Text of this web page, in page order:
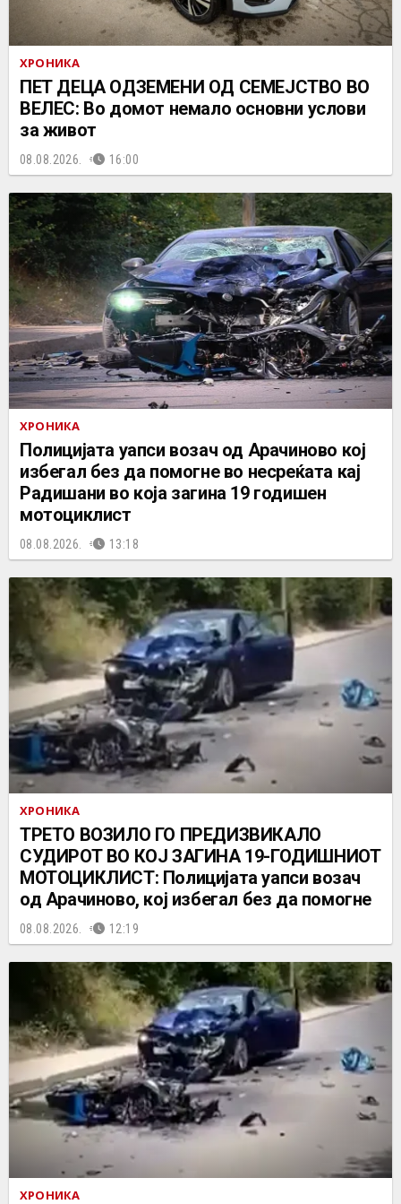
ХРОНИКА
ПЕТ ДЕЦА ОДЗЕМЕНИ ОД СЕМЕЈСТВО ВО
ВЕЛЕС: Во домот немало основни услови
за живот
08.08.2026. 16:00
ХРОНИКА
Полицијата уапси возач од Арачиново кој
избегал без да помогне во несреќата кај
Радишани во која загина 19 годишен
мотоциклист
08.08.2026. 13:18
ХРОНИКА
ТРЕТО ВОЗИЛО ГО ПРЕДИЗВИКАЛО
СУДИРОТ ВО КОЈ ЗАГИНА 19-ГОДИШНИОТ
МОТОЦИКЛИСТ: Полицијата уапси возач
од Арачиново, кој избегал без да помогне
08.08.2026. 12:19
ХРОНИКА